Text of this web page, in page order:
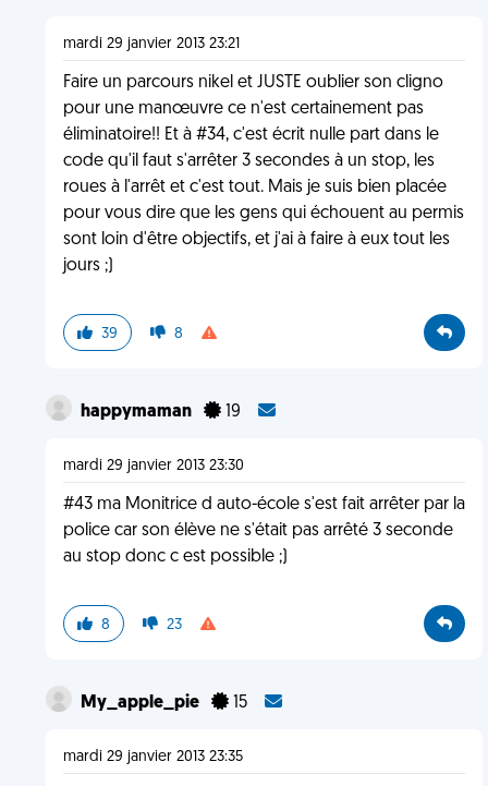
mardi 29 janvier 2013 23:21
Faire un parcours nikel et JUSTE oublier son cligno
pour une manœuvre ce n'est certainement pas
éliminatoire!! Et à #34, c'est écrit nulle part dans le
code qu'il faut s'arrêter 3 secondes à un stop, les
roues à l'arrêt et c'est tout. Mais je suis bien placée
pour vous dire que les gens qui échouent au permis
sont loin d'être objectifs, et j'ai à faire à eux tout les
jours ;)
39 8
happymaman 19
mardi 29 janvier 2013 23:30
#43 ma Monitrice d auto-école s'est fait arrêter par la
police car son élève ne s'était pas arrêté 3 seconde
au stop donc c est possible ;)
8 23
My_apple_pie 15
mardi 29 janvier 2013 23:35